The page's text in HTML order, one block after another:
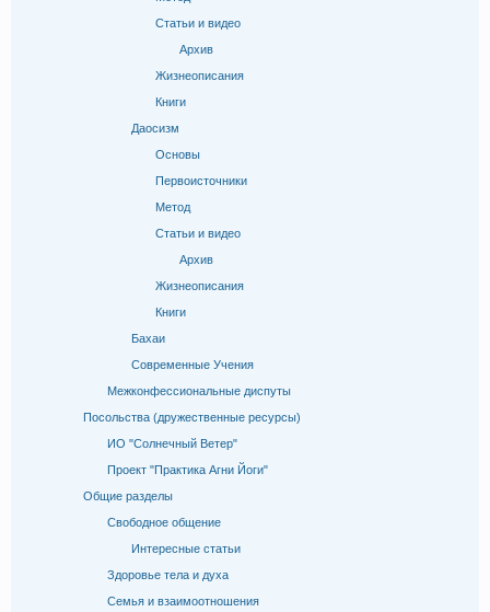
Статьи и видео
Архив
Жизнеописания
Книги
Даосизм
Основы
Первоисточники
Метод
Статьи и видео
Архив
Жизнеописания
Книги
Бахаи
Современные Учения
Межконфессиональные диспуты
Посольства (дружественные ресурсы)
ИО "Солнечный Ветер"
Проект "Практика Агни Йоги"
Общие разделы
Свободное общение
Интересные статьи
Здоровье тела и духа
Семья и взаимоотношения